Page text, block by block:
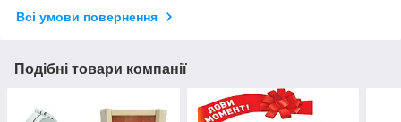
Всі умови повернення
Подібні товари компанії